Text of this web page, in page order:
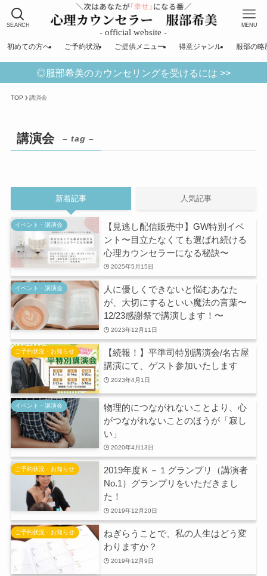
SEARCH MENU
初めての方へ ご予約状況 ご提供メニュー 得意ジャンル 服部の略
◎服部希美のカウンセリングを受けるには >>
TOP 講演会
講演会 – tag –
新着記事 人気記事
イベント・講演会
【見逃し配信販売中】GW特別イベ
ント〜目立たなくても選ばれ続ける
心理カウンセラーになる秘訣〜
2025年5月15日
イベント・講演会
人に優しくできないと悩むあなた
が、大切にするといい魔法の言葉〜
12/23感謝祭で講演します！〜
2023年12月11日
ご予約状況・お知らせ
【続報！】平準司特別講演会/名古屋
講演にて、ゲスト参加いたします
2023年4月1日
イベント・講演会
物理的につながれないことより、心
がつながれないことのほうが「寂し
い」
2020年4月13日
ご予約状況・お知らせ
2019年度Ｋ－１グランプリ（講演者
No.1）グランプリをいただきまし
た！
2019年12月20日
ご予約状況・お知らせ
ねぎらうことで、私の人生はどう変
わりますか？
2019年12月9日